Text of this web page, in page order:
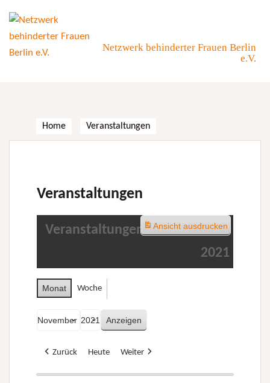
content
Netzwerk behinderter Frauen Berlin
e.V.
Home Veranstaltungen
Veranstaltungen
Veranstaltungen im November
2021
Monat Woche
Zurück Heute Weiter
Ansichtausdrucken